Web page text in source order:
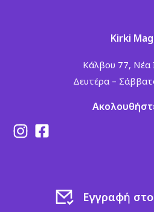
Kirki
Κάλβου 77, Νέα
Δευτέρα –
Εγγραφή